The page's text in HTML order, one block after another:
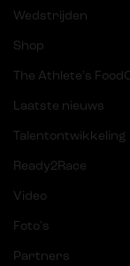
Wedstrijden
Shop
The Athlete's
Laatste nieuws
Talentontwikkeling
Ready2Race
Video
Foto's
Partners